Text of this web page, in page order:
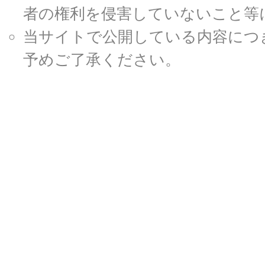
者の権利を侵害していないこと
当サイトで公開している内容に
予めご了承ください。